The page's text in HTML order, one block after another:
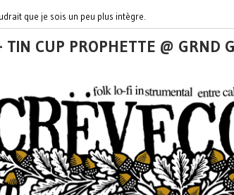
que je sois un peu plus intègre.
CUP PROPHETTE @ GRND